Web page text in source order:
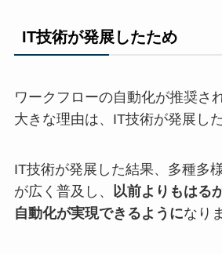
IT技術が発展したため
ワークフローの自動化が推奨さ
大きな理由は、IT技術が発展し
IT技術が発展した結果、多種多
が広く普及し、
以前よりもはる
自動化が実現できるようになり